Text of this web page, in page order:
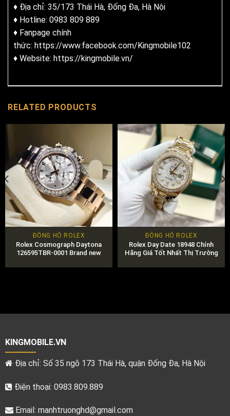
♦ Địa chỉ: 35/173 Thái Hà, Đống Đa, Hà Nội
♦ Hotline: 0983 809 889
♦ Fanpage chính
thức: https://www.facebook.com/Kingmobile102
♦ Website: https://kingmobile.vn/
RELATED PRODUCTS
ĐỒNG HỒ ROLEX
Rolex Cosmograph Daytona
126595TBR-0001 Brand new
ĐỒNG HỒ ROLEX
Rolex Day Date 18948 Chính
Hãng Giá Tốt Nhất Thị Trường
KINGMOBILE.VN
Địa chỉ: Số 35 ngõ 173 Thái Hà, quận Đống Đa, Hà Nội
Điện thoại: 0983.809.889
Email: manhtruonghd@gmail.com